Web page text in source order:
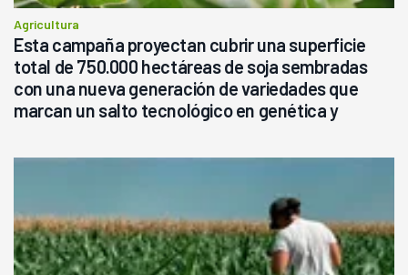
Agricultura
Esta campaña proyectan cubrir una superficie
total de 750.000 hectáreas de soja sembradas
con una nueva generación de variedades que
marcan un salto tecnológico en genética y